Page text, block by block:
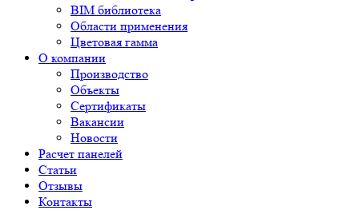
BIM библиотека
Области применения
Цветовая гамма
О компании
Производство
Объекты
Сертификаты
Вакансии
Новости
Расчет панелей
Статьи
Отзывы
Контакты